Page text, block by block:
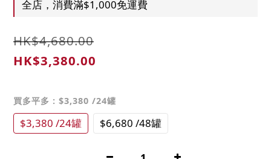
全店，消費滿$1,000免運費
HK$4,680.00
HK$3,380.00
買多平多 : $3,380 /24罐
$3,380 /24罐 $6,680 /48罐